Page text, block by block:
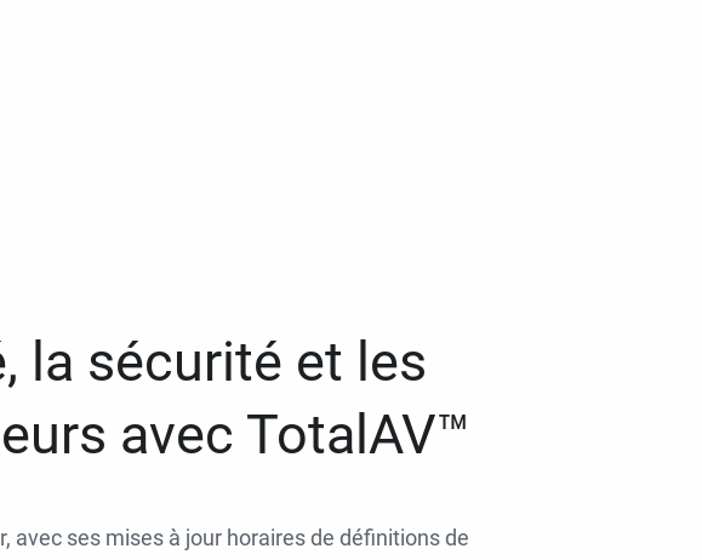
la sécurité et les
avec TotalAV™
ses mises à jour horaires de définitions de